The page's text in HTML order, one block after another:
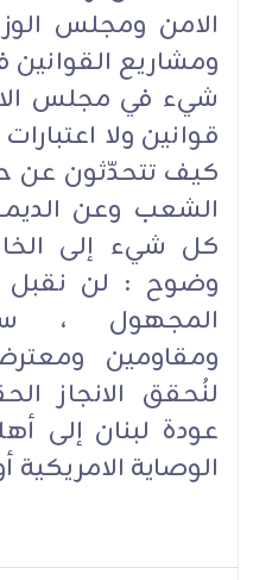
الامن ومجلس
ومشاريع
شيء في مجلس
قوانين ولا
كيف تتحدّثون
الشعب وعن
كل شيء إلى
وضوح : لن نقبل
المجهول ،
ومقاومين
لنُحقق الانجاز
عودة لبنان إلى
الوصاية الامريكية